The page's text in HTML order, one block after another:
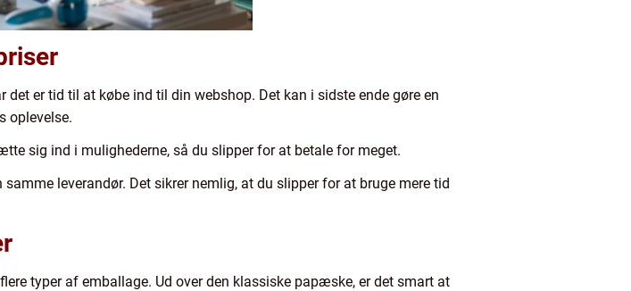
er tid til at købe ind til din webshop. Det kan i sidste ende gøre en
oplevelse.
sig ind i mulighederne, så du slipper for at betale for meget.
samme leverandør. Det sikrer nemlig, at du slipper for at bruge mere tid
typer af emballage. Ud over den klassiske papæske, er det smart at